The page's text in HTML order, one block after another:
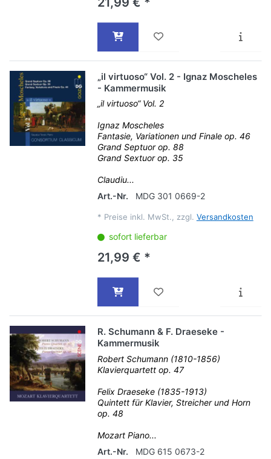
„il virtuoso“ Vol. 2 - Ignaz Moscheles
- Kammermusik
„il virtuoso“ Vol. 2
Ignaz Moscheles
Fantasie, Variationen und Finale op. 46
Grand Septuor op. 88
Grand Sextuor op. 35
Claudiu...
Art.-Nr.
MDG 301 0669-2
* Preise inkl. MwSt., zzgl. Versandkosten
sofort lieferbar
21,99 € *
R. Schumann & F. Draeseke -
Kammermusik
Robert Schumann (1810-1856)
Klavierquartett op. 47
Felix Draeseke (1835-1913)
Quintett für Klavier, Streicher und Horn
op. 48
Mozart Piano...
Art.-Nr.
MDG 615 0673-2